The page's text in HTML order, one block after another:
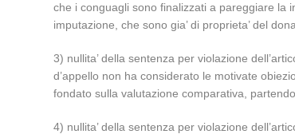
che i conguagli sono finalizzati a pareggiare la
imputazione, che sono gia’ di proprieta’ del
3) nullita’ della sentenza per violazione
d’appello non ha considerato le motivate
fondato sulla valutazione comparativa,
4) nullita’ della sentenza per violazione